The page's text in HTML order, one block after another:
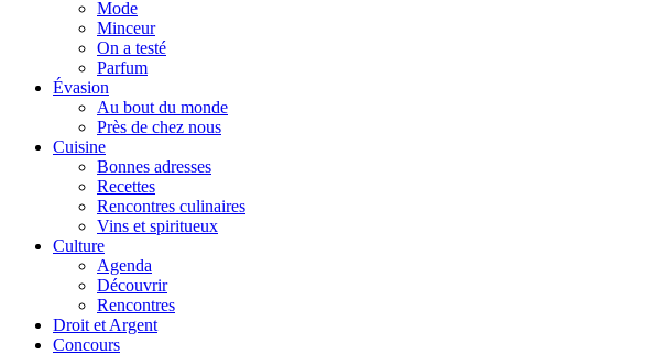
Mode
Minceur
On a testé
Parfum
Évasion
Au bout du monde
Près de chez nous
Cuisine
Bonnes adresses
Recettes
Rencontres culinaires
Vins et spiritueux
Culture
Agenda
Découvrir
Rencontres
Droit et Argent
Concours